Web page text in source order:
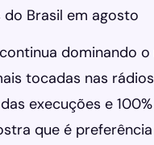
do Brasil em agosto
dominando o
tocadas nas
execuções e 100%
que é